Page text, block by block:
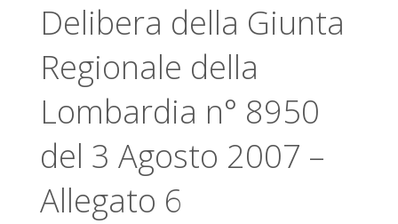
Delibera della Giunta
Regionale della
Lombardia n° 8950
del 3 Agosto 2007 –
Allegato 6